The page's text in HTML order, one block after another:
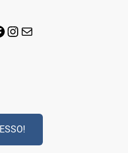
Instagram
E-mail